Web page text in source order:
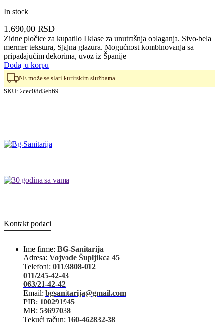
In stock
1.690,00 RSD
Zidne pločice za kupatilo I klase za unutrašnja oblaganja. Sivo-bela
mermer tekstura, Sjajna glazura. Mogućnost kombinovanja sa
pripadajućim dekorima, uvoz iz Španije
Dodaj u korpu
NE može se slati kurirskim službama
SKU: 2cec08d3eb69
Kontakt podaci
Ime firme: BG-Sanitarija
Adresa: Vojvode Šupljikca 45
Telefoni: 011/3808-012
011/245-42-43
063/21-42-42
Email: bgsanitarija@gmail.com
PIB: 100291945
MB: 53697038
Tekući račun: 160-462832-38